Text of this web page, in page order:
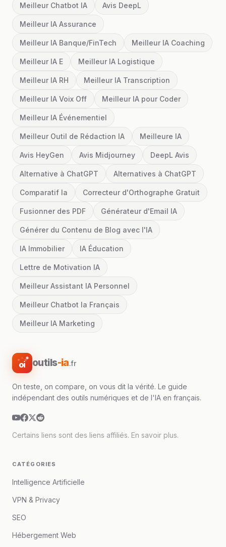
Meilleur Chatbot IA Avis DeepL
Meilleur IA Assurance
Meilleur IA Banque/FinTech Meilleur IA Coaching
Meilleur IA E Meilleur IA Logistique
Meilleur IA RH Meilleur IA Transcription
Meilleur IA Voix Off Meilleur IA pour Coder
Meilleur IA Événementiel
Meilleur Outil de Rédaction IA Meilleure IA
Avis HeyGen Avis Midjourney DeepL Avis
Alternative à ChatGPT Alternatives à ChatGPT
Comparatif Ia Correcteur d'Orthographe Gratuit
Fusionner des PDF Générateur d'Email IA
Générer du Contenu de Blog avec l'IA
IA Immobilier IA Éducation
Lettre de Motivation IA
Meilleur Assistant IA Personnel
Meilleur Chatbot Ia Français
Meilleur IA Marketing
oi outils-ia.fr
On teste, on compare, on vous dit la vérité. Le guide
indépendant des outils numériques et de l'IA en français.
Certains liens sont des liens affiliés. En savoir plus.
CATÉGORIES
Intelligence Artificielle
VPN & Privacy
SEO
Hébergement Web